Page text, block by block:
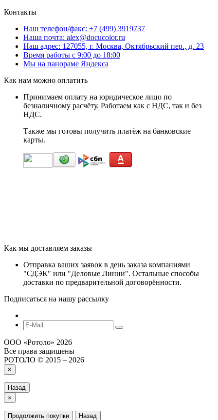
Контакты
Наш телефон/факс: +7 (499) 3919737
Наша почта: alex@docucolor.ru
Наш адрес: 127055, г. Москва, Октябрьский пер., д. 23
Время работы с 9:00 до 18:00
Мы на панораме Яндекса
Как нам можно оплатить
Принимаем оплату на юридическое лицо по
безналичному расчёту. Работаем как с НДС, так и без
НДС.
Также мы готовы получить платёж на банковские
карты.
Как мы доставляем заказы
Отправка ваших заявок в день заказа компаниями
"СДЭК" или "Деловые Линии". Остальные способы
доставки по предварительной договорённости.
Подписаться на нашу рассылку
ООО «‎Ротоло» 2026
Все права защищены
РОТОЛО © 2015 – 2026
×
Назад
×
Продолжить покупки Назад